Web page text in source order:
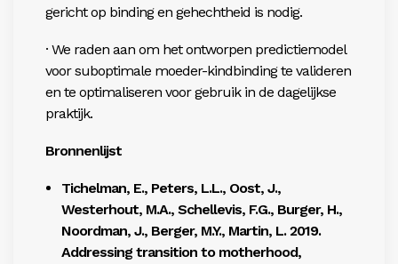
gericht op binding en gehechtheid is nodig.
· We raden aan om het ontworpen predictiemodel
voor suboptimale moeder-kindbinding te valideren
en te optimaliseren voor gebruik in de dagelijkse
praktijk.
Bronnenlijst
Tichelman, E., Peters, L.L., Oost, J.,
Westerhout, M.A., Schellevis, F.G., Burger, H.,
Noordman, J., Berger, M.Y., Martin, L. 2019.
Addressing transition to motherhood,